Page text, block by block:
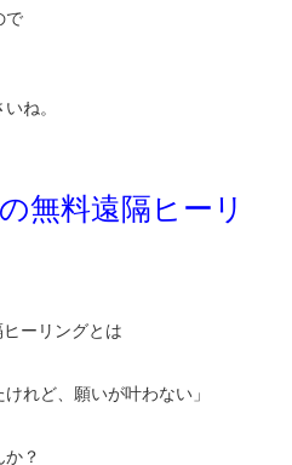
で
ね。
無料遠隔ヒーリ
ーリングとは
れど、願いが叶わない」
？